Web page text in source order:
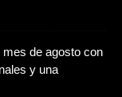
de agosto con
y una